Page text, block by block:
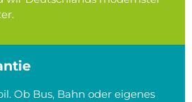
Ob Bus, Bahn oder eigenes